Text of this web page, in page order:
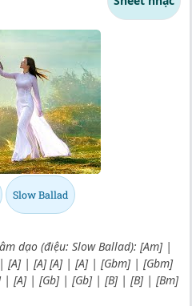
Slow Ballad
dạo (điệu: Slow Ballad): [Am] |
| [A] [A] | [A] | [Gbm] | [Gbm]
| [A] | [Gb] | [Gb] | [B] | [B] | [Bm]